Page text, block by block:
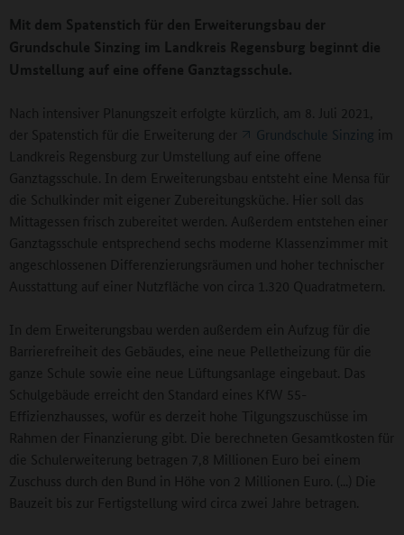
Mit dem Spatenstich für den Erweiterungsbau der
Grundschule Sinzing im Landkreis Regensburg beginnt die
Umstellung auf eine offene Ganztagsschule.
Nach intensiver Planungszeit erfolgte kürzlich, am 8. Juli 2021,
der Spatenstich für die Erweiterung der
Grundschule Sinzing im
Landkreis Regensburg zur Umstellung auf eine offene
Ganztagsschule. In dem Erweiterungsbau entsteht eine Mensa für
die Schulkinder mit eigener Zubereitungsküche. Hier soll das
Mittagessen frisch zubereitet werden. Außerdem entstehen einer
Ganztagsschule entsprechend sechs moderne Klassenzimmer mit
angeschlossenen Differenzierungsräumen und hoher technischer
Ausstattung auf einer Nutzfläche von circa 1.320 Quadratmetern.
In dem Erweiterungsbau werden außerdem ein Aufzug für die
Barrierefreiheit des Gebäudes, eine neue Pelletheizung für die
ganze Schule sowie eine neue Lüftungsanlage eingebaut. Das
Schulgebäude erreicht den Standard eines KfW 55-
Effizienzhausses, wofür es derzeit hohe Tilgungszuschüsse im
Rahmen der Finanzierung gibt. Die berechneten Gesamtkosten für
die Schulerweiterung betragen 7,8 Millionen Euro bei einem
Zuschuss durch den Bund in Höhe von 2 Millionen Euro. (...) Die
Bauzeit bis zur Fertigstellung wird circa zwei Jahre betragen.